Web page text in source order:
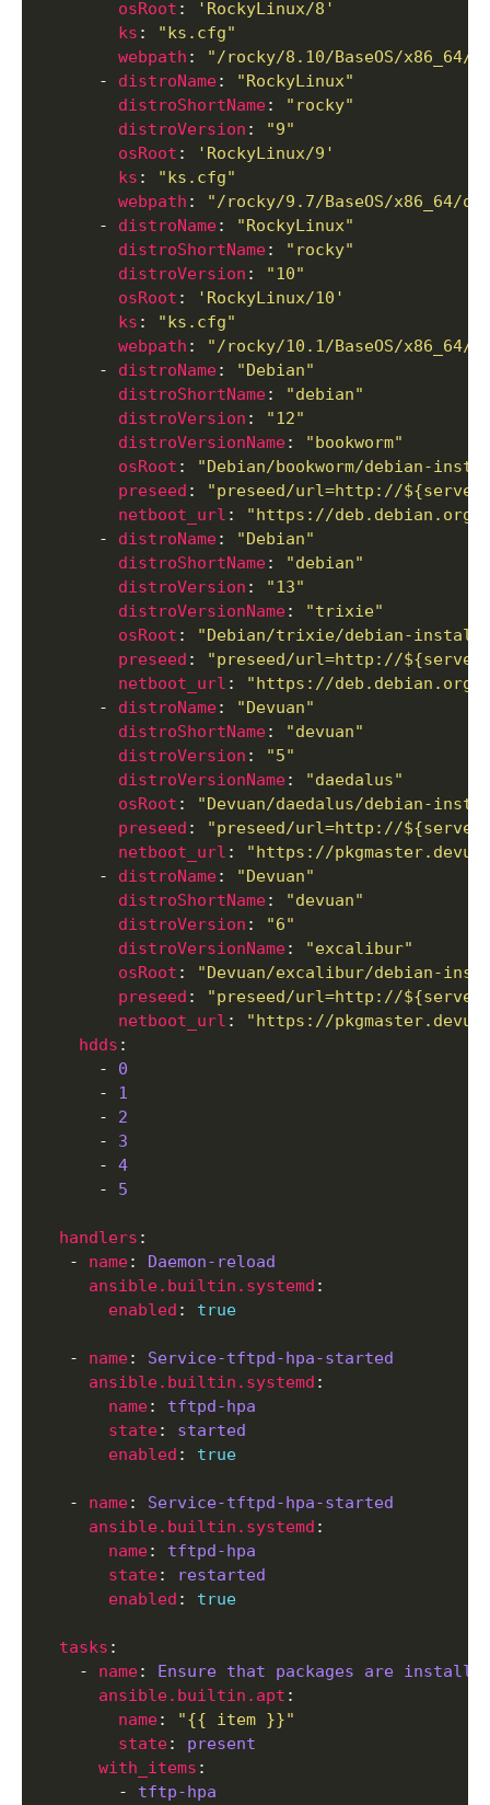
osRoot :
'RockyLinux/8'
ks :
"ks.cfg"
webpath :
"/rocky/8.10/BaseOS/x86_64/
      -
distroName:
"RockyLinux"
distroShortName:
"rocky"
distroVersion :
"9"
osRoot :
'RockyLinux/9'
ks :
"ks.cfg"
webpath :
"/rocky/9.7/BaseOS/x86_64/
      -
distroName:
"RockyLinux"
distroShortName:
"rocky"
distroVersion :
"10"
osRoot :
'RockyLinux/10'
ks :
"ks.cfg"
webpath :
"/rocky/10.1/BaseOS/x86_64/
      -
distroName:
"Debian"
distroShortName:
"debian"
distroVersion :
"12"
distroVersionName:
"bookworm"
osRoot :
"Debian/bookworm/debian-
preseed :
"preseed/url=http://
netboot_url :
"https://deb.debian.org/
      -
distroName:
"Debian"
distroShortName:
"debian"
distroVersion :
"13"
distroVersionName:
"trixie"
osRoot :
"Debian/trixie/debian-
preseed :
"preseed/url=http://
netboot_url :
"https://deb.debian.org/
      -
distroName:
"Devuan"
distroShortName:
"devuan"
distroVersion :
"5"
distroVersionName:
"daedalus"
osRoot :
"Devuan/daedalus/debian-
preseed :
"preseed/url=http://
netboot_url :
"https://
      -
distroName:
"Devuan"
distroShortName:
"devuan"
distroVersion :
"6"
distroVersionName:
"excalibur"
osRoot :
"Devuan/excalibur/debian-
preseed :
"preseed/url=http://
netboot_url :
"https://
hdds
      -
0
      -
1
      -
2
      -
3
      -
4
      -
5
handlers
   -
name: Daemon-reload
ansible.builtin.systemd
enabled : true
   -
name: Service-tftpd-hpa-started
ansible.builtin.systemd
name: tftpd-hpa
state: started
enabled : true
   -
name: Service-tftpd-hpa-started
ansible.builtin.systemd
name: tftpd-hpa
state:
restarted
enabled : true
tasks
    -
name: Ensure that packages are
ansible.builtin.apt
name:
"{{ item }}"
state: present
with_items
        -
tftp-hpa